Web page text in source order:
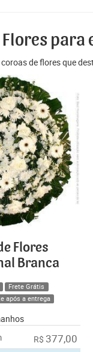
Flores
de flores que
Flores
Branca
Frete Grátis
após a entrega
R$ 377,00